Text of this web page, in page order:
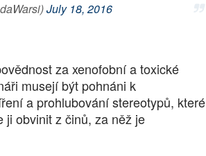
July 18, 2016
za xenofobní a toxické
musejí být pohnáni k
a prohlubování stereotypů, které
ji obvinit z činů, za něž je